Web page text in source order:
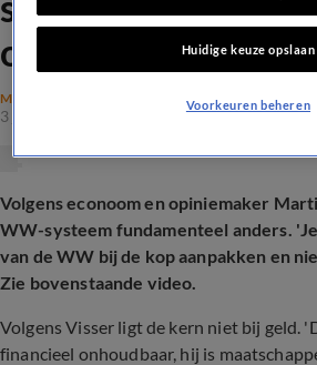
onhoudbaar'
MAATSCHAPPIJ
3 juni 2026, 19:28
Volgens econoom en opiniemaker
WW-systeem fundamenteel anders.
van de WW bij de kop aanpakken en
Zie bovenstaande video.
Volgens Visser ligt de kern niet bij geld.
financieel onhoudbaar, hij is
Huidige keuze opslaan
Voorkeuren beheren